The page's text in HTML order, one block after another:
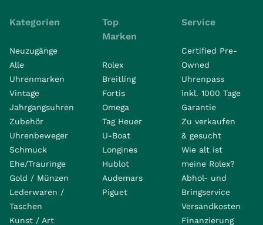
Kategorien
Neuzugänge
Alle
Uhrenmarken
Vintage
Jahrgangsuhren
Zubehör
Uhrenbeweger
Schmuck
Ehe/Trauringe
Gold / Münzen
Lederwaren /
Taschen
Kunst / Art
Top
Marken
Rolex
Breitling
Fortis
Omega
Tag Heuer
U-Boat
Longines
Hublot
Audemars
Piguet
Service
Certified Pre-
Owned
Uhrenpass
inkl. 1000 Tage
Garantie
Zu verkaufen
& gesucht
Wie alt ist
meine Rolex?
Abhol- und
Bringservice
Versandkosten
Finanzierung